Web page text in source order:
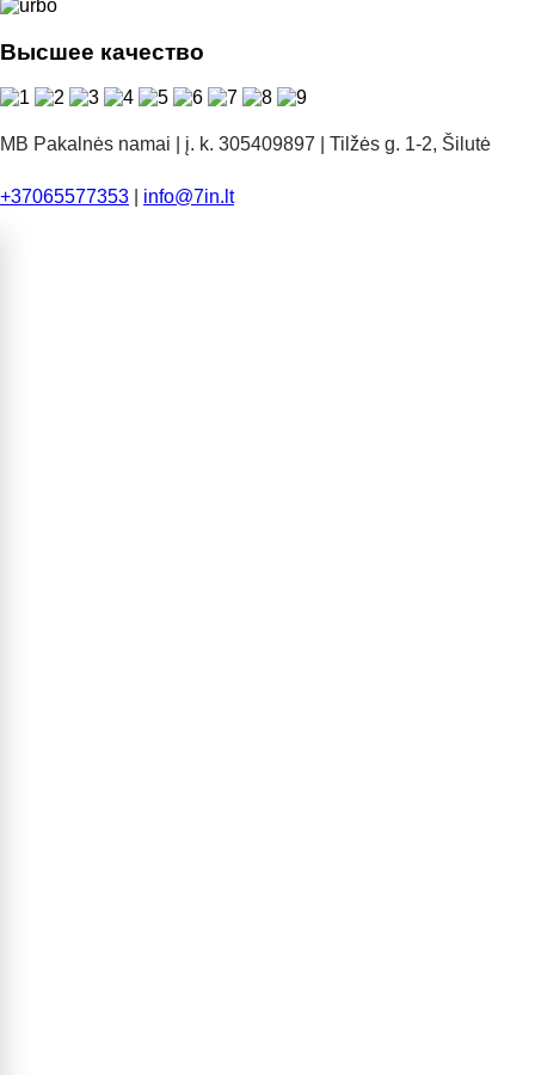
Высшее качество
MB Pakalnės namai | į. k. 305409897 | Tilžės g. 1-2, Šilutė
+37065577353 info@7in.lt